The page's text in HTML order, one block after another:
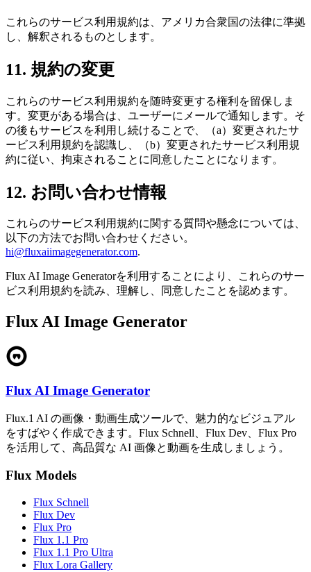
これらのサービス利用規約は、アメリカ合衆国の法律に準拠
し、解釈されるものとします。
11. 規約の変更
これらのサービス利用規約を随時変更する権利を留保しま
す。変更がある場合は、ユーザーにメールで通知します。そ
の後もサービスを利用し続けることで、（a）変更されたサ
ービス利用規約を認識し、（b）変更されたサービス利用規
約に従い、拘束されることに同意したことになります。
12. お問い合わせ情報
これらのサービス利用規約に関する質問や懸念については、
以下の方法でお問い合わせください。
hi@fluxaiimagegenerator.com.
Flux AI Image Generatorを利用することにより、これらのサー
ビス利用規約を読み、理解し、同意したことを認めます。
Flux AI Image Generator
Flux AI Image Generator
Flux.1 AI の画像・動画生成ツールで、魅力的なビジュアル
をすばやく作成できます。Flux Schnell、Flux Dev、Flux Pro
を活用して、高品質な AI 画像と動画を生成しましょう。
Flux Models
Flux Schnell
Flux Dev
Flux Pro
Flux 1.1 Pro
Flux 1.1 Pro Ultra
Flux Lora Gallery